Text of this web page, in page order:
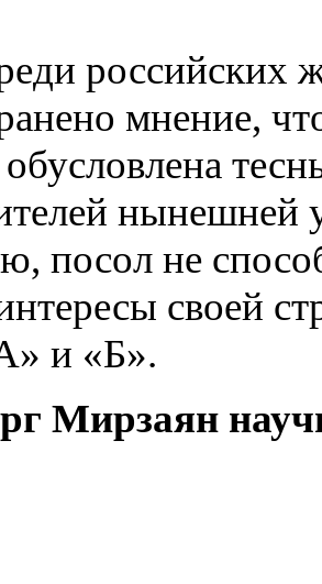
российских
мнение,
нынешней
посол не
своей
и «Б».
Мирзаян